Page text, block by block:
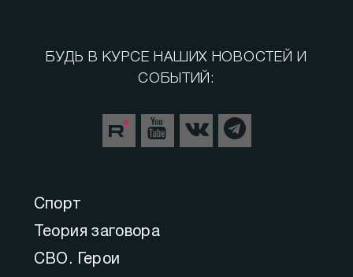
Спорт
Теория заговора
СВО. Герои
БУДЬ В КУРСЕ НАШИХ НОВОСТЕЙ И
СОБЫТИЙ: